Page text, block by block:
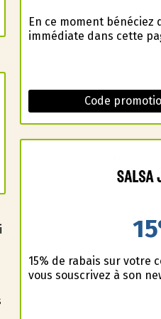
En ce moment bénéficiez
immédiate dans cette
Code
15% de rabais sur votre
vous souscrivez à son